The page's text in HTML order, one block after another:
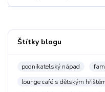
Štítky blogu
podnikatelský nápad
lounge café s dětským